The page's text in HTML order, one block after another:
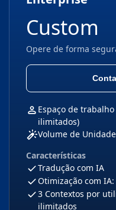
Custom
Opere de forma
Espaço de
ilimitados)
Volume de
Características
Tradução com IA
Otimização com
3 Contextos por
ilimitados